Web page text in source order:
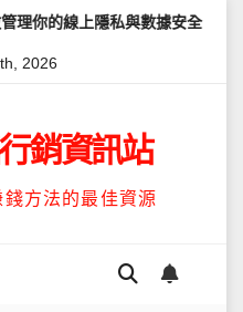
數據安全 怎麼讓Threads
2026
銷資訊站
方法的最佳資源